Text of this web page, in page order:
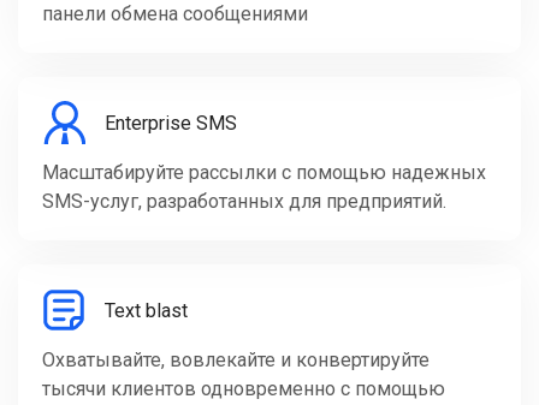
панели обмена сообщениями
Enterprise SMS
Масштабируйте рассылки с помощью надежных
SMS-услуг, разработанных для предприятий.
Text blast
Охватывайте, вовлекайте и конвертируйте
тысячи клиентов одновременно с помощью